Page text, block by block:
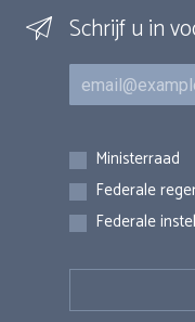
Schrijf u in
E-mail
Inschrijvingen
Ministerraad
Federale
Federale